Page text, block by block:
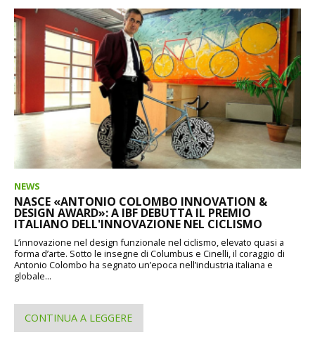
NEWS
NASCE «ANTONIO COLOMBO INNOVATION &
DESIGN AWARD»: A IBF DEBUTTA IL PREMIO
ITALIANO DELL'INNOVAZIONE NEL CICLISMO
L’innovazione nel design funzionale nel ciclismo, elevato quasi a
forma d’arte. Sotto le insegne di Columbus e Cinelli, il coraggio di
Antonio Colombo ha segnato un’epoca nell’industria italiana e
globale...
CONTINUA A LEGGERE